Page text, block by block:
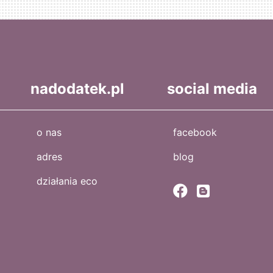
nadodatek.pl
o nas
adres
działania eco
social media
facebook
blog